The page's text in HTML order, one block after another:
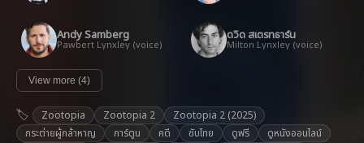
Andy Samberg
Pawbert Lynxley (voice)
ดวิด สเตรทธาร์น
Milton Lynxley (voice)
View more (4)
Zootopia Zootopia 2
Zootopia 2 (2025)
กระต่ายผู้กล้าหาญ
การ์ตูน คดี ซับไทย ดูฟรี
ดูหนังออนไลน์